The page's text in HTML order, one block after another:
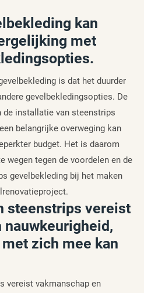
kan
met
is dat het duurder
gevelbekledingsopties. De
de installatie van steenstrips
belangrijke overweging kan
budget. Het is daarom
wegen tegen de voordelen en de
gevelbekleding bij het maken
steenstrips vereist
nauwkeurigheid,
zich mee kan
vereist vakmanschap en